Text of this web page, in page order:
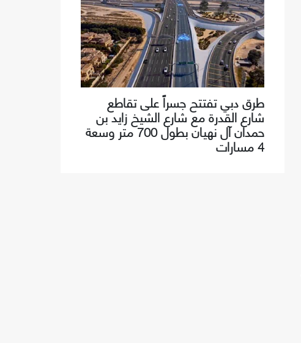
طرق دبي تفتتح جسراً على تقاطع
شارع القدرة مع شارع الشيخ زايد بن
حمدان آل نهيان بطول 700 متر وسعة
4 مسارات